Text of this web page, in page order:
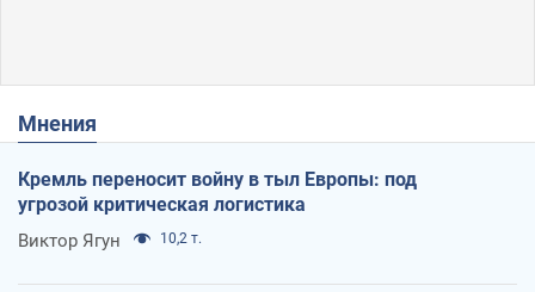
Мнения
Кремль переносит войну в тыл Европы: под
угрозой критическая логистика
Виктор Ягун 10,2 т.